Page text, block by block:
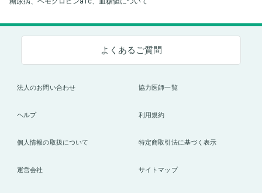
よくあるご質問
法人のお問い合わせ 協力医師一覧
ヘルプ 利用規約
個人情報の取扱について 特定商取引法に基づく表示
運営会社 サイトマップ